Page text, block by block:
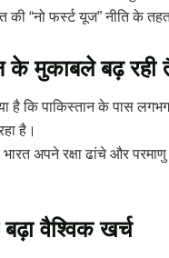
की “नो फर्स्ट यूज” नीति के
मुकाबले बढ़ रही
है कि पाकिस्तान के पास
है।
भारत अपने रक्षा ढांचे और
बढ़ा वैश्विक खर्च